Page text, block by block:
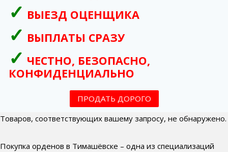
ВЫЕЗД ОЦЕНЩИКА
ВЫПЛАТЫ СРАЗУ
ЧЕСТНО, БЕЗОПАСНО,
КОНФИДЕНЦИАЛЬНО
ПРОДАТЬ ДОРОГО
Товаров, соответствующих вашему запросу, не обнаружено.
Покупка орденов в Тимашёвске – одна из специализаций